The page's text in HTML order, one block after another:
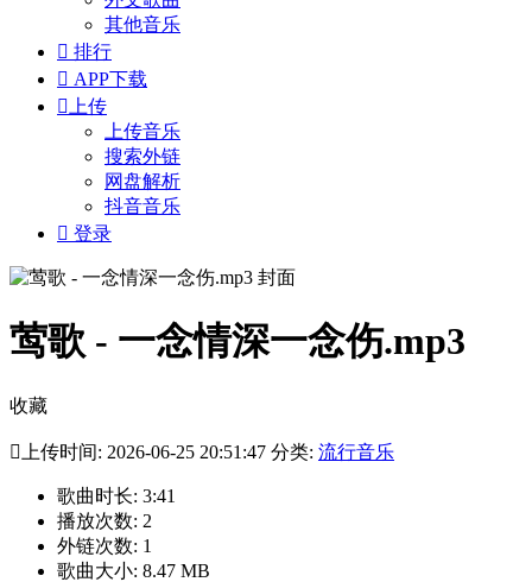
其他音乐
 排行
 APP下载
 上传
上传音乐
搜索外链
网盘解析
抖音音乐
 登录
莺歌 - 一念情深一念伤.mp3
收藏
 上传时间: 2026-06-25 20:51:47 分类: 流行音乐
歌曲时长: 3:41
播放次数: 2
外链次数: 1
歌曲大小: 8.47 MB